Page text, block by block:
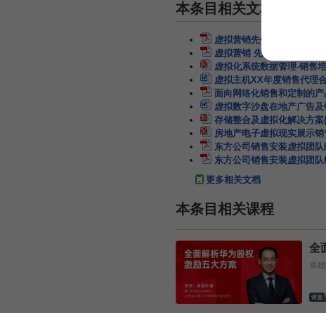
本条目相关文档
虚拟营销先销售体验
虚拟营销 先销售体验
虚拟化系统数据管理-销售培
虚拟主机XX年度销售代理
面向网络化销售和定制的
虚拟数字沙盘在地产广告
存储整合及虚拟化解决方案
房地产电子虚拟现实展示
东方公司销售安装虚拟团
东方公司销售安装虚拟团
更多相关文档
本条目相关课程
全
卓